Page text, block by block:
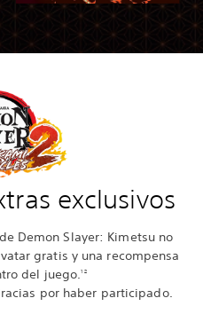
exclusivos
Demon Slayer: Kimetsu no
gratis y una recompensa
del juego.1 2
por haber participado.